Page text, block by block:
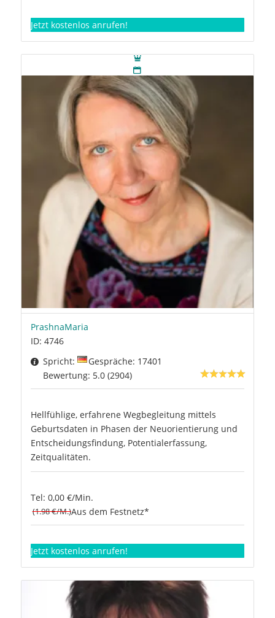
Jetzt kostenlos anrufen!
PrashnaMaria
ID: 4746
Spricht:
Gespräche: 17401
Bewertung: 5.0 (2904)
Hellfühlige, erfahrene Wegbegleitung mittels
Geburtsdaten in Phasen der Neuorientierung und
Entscheidungsfindung, Potentialerfassung,
Zeitqualitäten.
Tel: 0,00 €/Min.
(1.98 €/M.)Aus dem Festnetz*
Jetzt kostenlos anrufen!